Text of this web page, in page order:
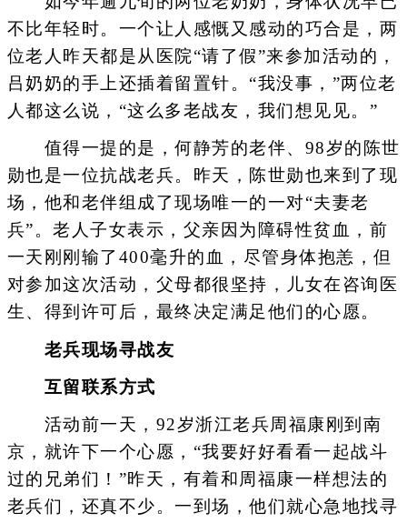
不比年轻时。一个让人感慨又感动的巧合是，两
位老人昨天都是从医院“请了假”来参加活动的，
吕奶奶的手上还插着留置针。“我没事，”两位老
人都这么说，“这么多老战友，我们想见见。”
值得一提的是，何静芳的老伴、98岁的陈世
勋也是一位抗战老兵。昨天，陈世勋也来到了现
场，他和老伴组成了现场唯一的一对“夫妻老
兵”。老人子女表示，父亲因为障碍性贫血，前
一天刚刚输了400毫升的血，尽管身体抱恙，但
对参加这次活动，父母都很坚持，儿女在咨询医
生、得到许可后，最终决定满足他们的心愿。
老兵现场寻战友
互留联系方式
活动前一天，92岁浙江老兵周福康刚到南
京，就许下一个心愿，“我要好好看看一起战斗
过的兄弟们！”昨天，有着和周福康一样想法的
老兵们，还真不少。一到场，他们就心急地找寻